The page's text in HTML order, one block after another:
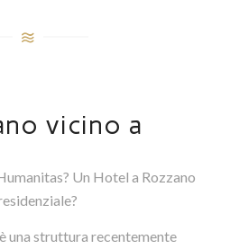
vicino a
Un Hotel a Rozzano
una struttura recentemente